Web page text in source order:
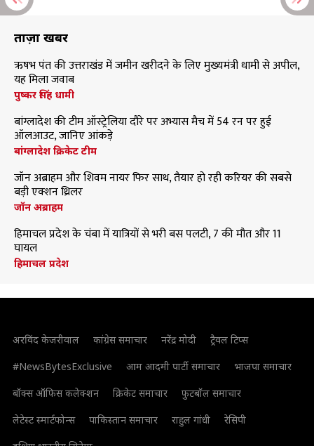
ताज़ा खबरें
ऋषभ पंत की उत्तराखंड में जमीन खरीदने के लिए मुख्यमंत्री धामी से अपील,
यह मिला जवाब
पुष्कर सिंह धामी
बांग्लादेश की टीम ऑस्ट्रेलिया दौरे पर अभ्यास मैच में 54 रन पर हुई
ऑलआउट, जानिए आंकड़े
बांग्लादेश क्रिकेट टीम
जॉन अब्राहम और शिवम नायर फिर साथ, तैयार हो रही करियर की सबसे
बड़ी एक्शन थ्रिलर
जॉन अब्राहम
हिमाचल प्रदेश के चंबा में यात्रियों से भरी बस पलटी, 7 की मौत और 11
घायल
हिमाचल प्रदेश
अरविंद केजरीवाल कांग्रेस समाचार नरेंद्र मोदी
ट्रैवल टिप्स
#NewsBytesExclusive
आम आदमी पार्टी समाचार
भाजपा समाचार
बॉक्स ऑफिस कलेक्शन
क्रिकेट समाचार
फुटबॉल समाचार
लेटेस्ट स्मार्टफोन्स
पाकिस्तान समाचार राहुल गांधी
रेसिपी